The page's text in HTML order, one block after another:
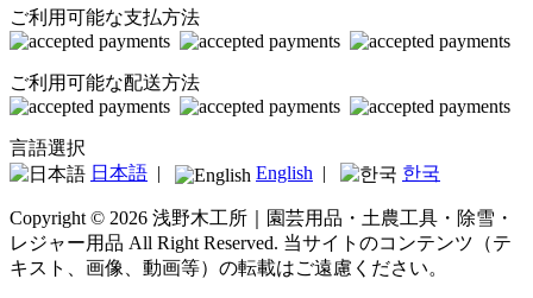
ご利用可能な支払方法
ご利用可能な配送方法
言語選択
日本語 | English | 한국
Copyright © 2026 浅野木工所｜園芸用品・土農工具・除雪・
レジャー用品 All Right Reserved. 当サイトのコンテンツ（テ
キスト、画像、動画等）の転載はご遠慮ください。